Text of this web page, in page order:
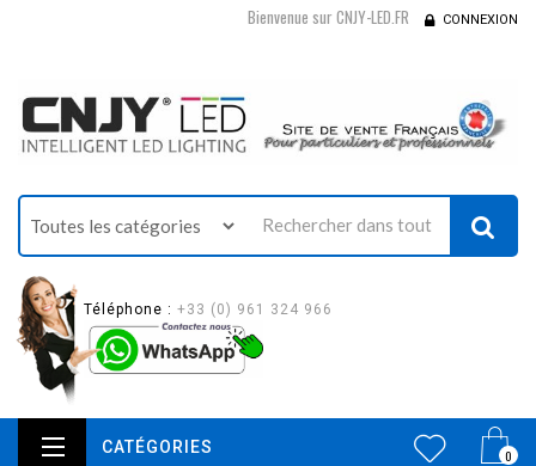
Bienvenue sur CNJY-LED.FR CONNEXION
Téléphone : +33 (0) 961 324 966
0
CATÉGORIES